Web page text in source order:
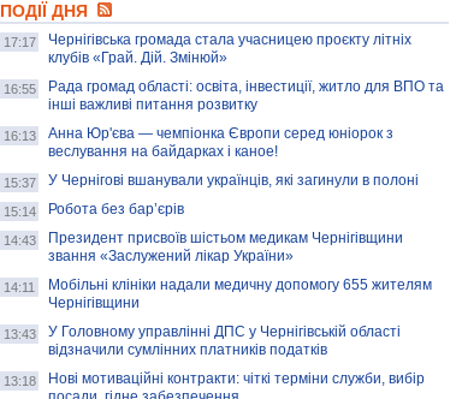
колекцію про війну, емоції та тварин
AB InBev Efes Україна підтримала
навчальний проєкт "Молодіжна бізнес-
школа", спрямований на розвиток
підприємництва у Чернігівській області
Золота тварина: видання Forbes
написало про чернігівця Патрона: хто і
скільки на ньому заробляє? І куди
витрачають?
ПОДІЇ ДНЯ
17:17
Чернігівська громада стала учасницею проєкту літніх
клубів «Грай. Дій. Змінюй»
16:55
Рада громад області: освіта, інвестиції, житло для ВПО та
інші важливі питання розвитку
16:13
Анна Юр'єва — чемпіонка Європи серед юніорок з
веслування на байдарках і каное!
15:37 У Чернігові вшанували українців, які загинули в полоні
15:14 Робота без бар’єрів
14:43
Президент присвоїв шістьом медикам Чернігівщини
звання «Заслужений лікар України»
14:11
Мобільні клініки надали медичну допомогу 655 жителям
Чернігівщини
13:43
У Головному управлінні ДПС у Чернігівській області
відзначили сумлінних платників податків
13:18
Нові мотиваційні контракти: чіткі терміни служби, вибір